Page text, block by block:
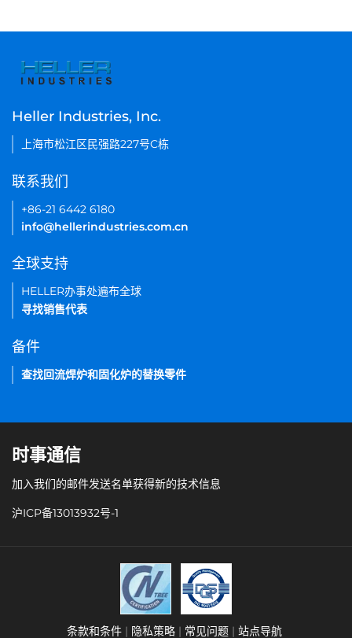
Heller Industries, Inc.
上海市松江区民强路227号C栋
联系我们
+86-21 6442 6180
info@hellerindustries.com.cn
全球支持
HELLER办事处遍布全球
寻找销售代表
备件
查找回流焊炉和固化炉的替换零件
时事通信
加入我们的邮件发送名单获得新的技术信息
沪ICP备13013932号-1
条款和条件 隐私策略 常见问题 站点导航